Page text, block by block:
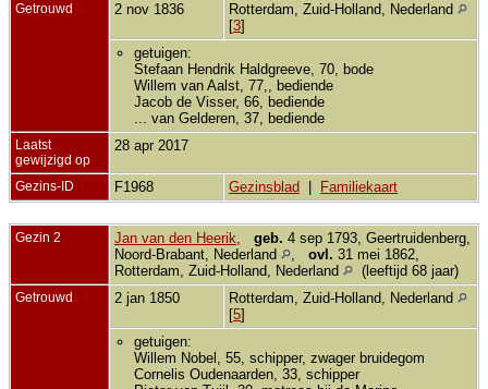
Getrouwd 2 nov 1836
Rotterdam, Zuid-Holland, Nederland
[3]
getuigen:
Stefaan Hendrik Haldgreeve, 70, bode
Willem van Aalst, 77,, bediende
Jacob de Visser, 66, bediende
... van Gelderen, 37, bediende
Laatst
gewijzigd op
28 apr 2017
Gezins-ID F1968 Gezinsblad Familiekaart
Gezin 2 Jan van den Heerik, geb. 4 sep 1793, Geertruidenberg,
Noord-Brabant, Nederland
, ovl. 31 mei 1862,
Rotterdam, Zuid-Holland, Nederland
(leeftijd 68 jaar)
Getrouwd 2 jan 1850
Rotterdam, Zuid-Holland, Nederland
[5]
getuigen:
Willem Nobel, 55, schipper, zwager bruidegom
Cornelis Oudenaarden, 33, schipper